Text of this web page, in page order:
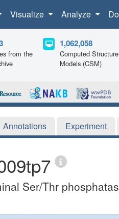
Visualize Analyze
from the
1,062,058
Computed Structure
Models (CSM)
Annotations Experiment
Ser/Thr